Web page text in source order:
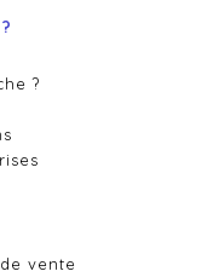
?
vente